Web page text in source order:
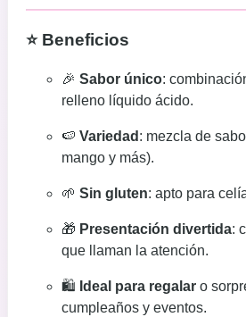
⭐ Beneficios
🎉 Sabor único:
relleno líquido ácido.
🍉 Variedad : mezcla de
mango y más).
🌱 Sin gluten: apto para
🎁 Presentación divertida:
que llaman la atención.
🛍️ Ideal para regalar o
cumpleaños y eventos.